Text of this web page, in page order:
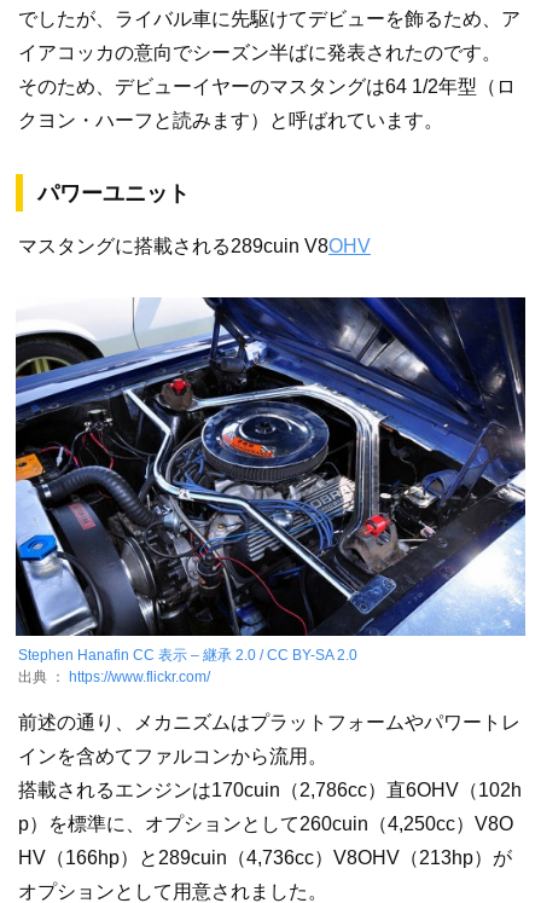
でしたが、ライバル車に先駆けてデビューを飾るため、ア
イアコッカの意向でシーズン半ばに発表されたのです。
そのため、デビューイヤーのマスタングは64 1/2年型（ロ
クヨン・ハーフと読みます）と呼ばれています。
パワーユニット
マスタングに搭載される289cuin V8OHV
Stephen Hanafin CC 表示 – 継承 2.0 / CC BY-SA 2.0
出典 ： https://www.flickr.com/
前述の通り、メカニズムはプラットフォームやパワートレ
インを含めてファルコンから流用。
搭載されるエンジンは170cuin（2,786cc）直6OHV（102h
p）を標準に、オプションとして260cuin（4,250cc）V8O
HV（166hp）と289cuin（4,736cc）V8OHV（213hp）が
オプションとして用意されました。